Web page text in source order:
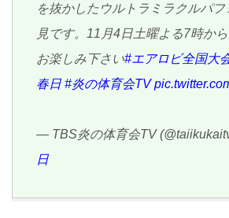
を抜かしたウルトラミラクルパ
見です。11月4日土曜よる7時か
お楽しみ下さい#エアロビ全国大
春日 #炎の体育会TV
— TBS炎の体育会TV
日